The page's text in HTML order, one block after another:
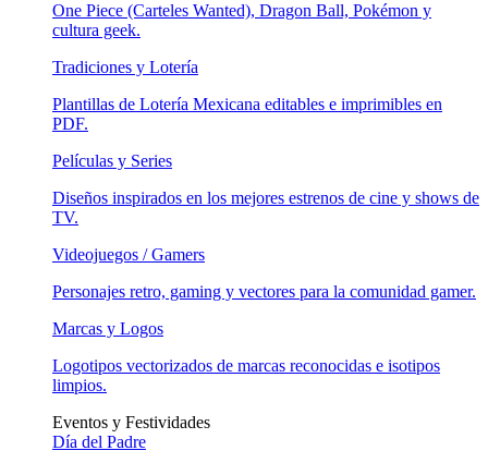
One Piece (Carteles Wanted), Dragon Ball, Pokémon y
cultura geek.
Tradiciones y Lotería
Plantillas de Lotería Mexicana editables e imprimibles en
PDF.
Películas y Series
Diseños inspirados en los mejores estrenos de cine y shows de
TV.
Videojuegos / Gamers
Personajes retro, gaming y vectores para la comunidad gamer.
Marcas y Logos
Logotipos vectorizados de marcas reconocidas e isotipos
limpios.
Eventos y Festividades
Día del Padre